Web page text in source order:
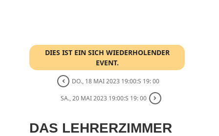
DIES IST EIN SICH WIEDERHOLENDER
EVENT.
DO., 18 MAI 2023 19:00:S 19: 00
SA., 20 MAI 2023 19:00:S 19: 00
DAS LEHRERZIMMER